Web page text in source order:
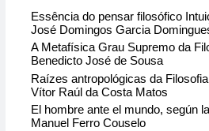
Essência do pensar filosófico
José Domingos Garcia
A Metafísica Grau Supremo da
Benedicto José de Sousa
Raízes antropológicas da
Vítor Raúl da Costa Matos
El hombre ante el mundo, según
Manuel Ferro Couselo